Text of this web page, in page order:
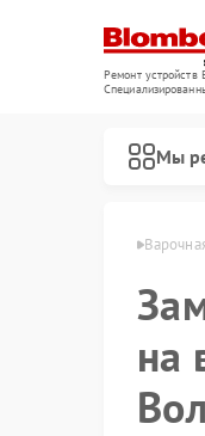
Ремонт устройств
Мы
на